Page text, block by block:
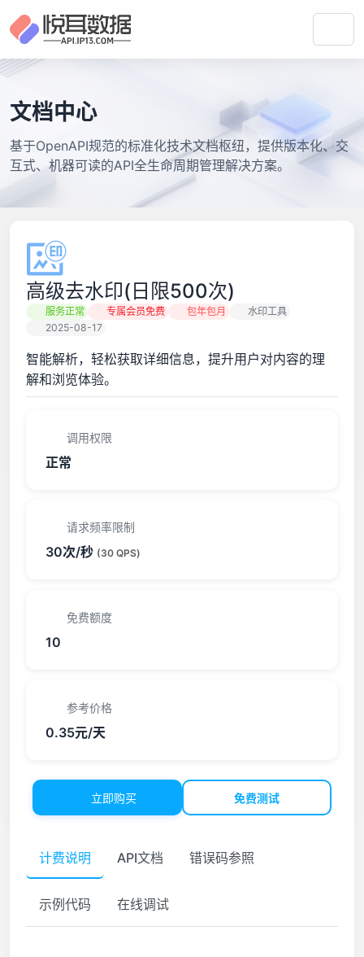
文档中心
基于OpenAPI规范的标准化技术文档枢纽，提供版本化、交
互式、机器可读的API全生命周期管理解决方案。
高级去水印(日限500次)
服务正常 专属会员免费 包年包月
水印工具
2025-08-17
智能解析，轻松获取详细信息，提升用户对内容的理
解和浏览体验。
调用权限
正常
请求频率限制
30次/秒 (30 QPS)
免费额度
10
参考价格
0.35元/天
立即购买 免费测试
计费说明 API文档 错误码参照
示例代码 在线调试